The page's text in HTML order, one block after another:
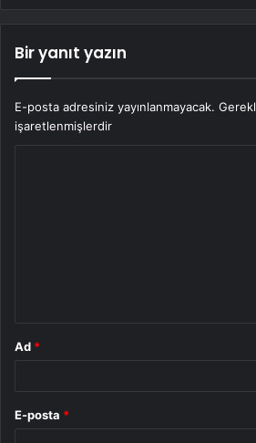
Bir yanıt yazın
E-posta adresiniz yayınlanmayacak.
işaretlenmişlerdir
Ad *
E-posta *